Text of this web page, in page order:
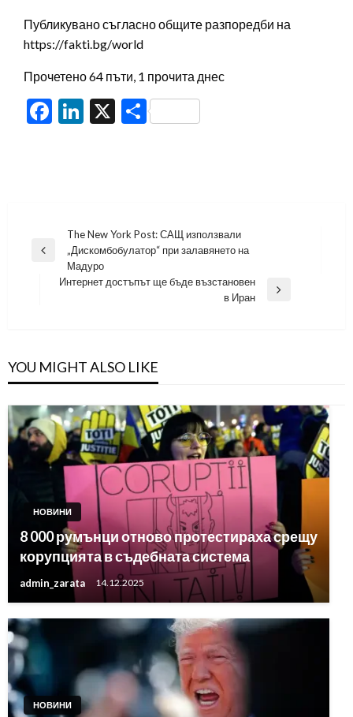
Публикувано съгласно общите разпоредби на
https://fakti.bg/world
Прочетено 64 пъти, 1 прочита днес
Facebook
LinkedIn
X Share
Навигация
Previous
The New York Post: САЩ използвали
„Дискомбобулатор“ при залавянето на
Мадуро
Интернет достъпът ще бъде възстановен
в Иран
YOU MIGHT ALSO LIKE
НОВИНИ
8 000 румънци отново протестираха срещу
корупцията в съдебната система
admin_zarata 14.12.2025
НОВИНИ